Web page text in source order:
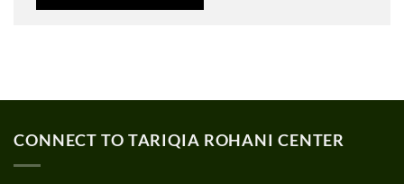
CONNECT TO TARIQIA ROHANI CENTER